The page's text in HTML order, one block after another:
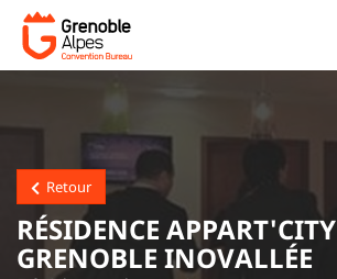
Retour
RÉSIDENCE APPART'CITY
GRENOBLE INOVALLÉE